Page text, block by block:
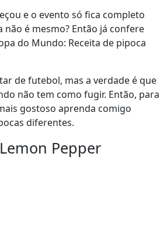
e o evento só fica completo
é mesmo? Então já confere
do Mundo: Receita de pipoca
de futebol, mas a verdade é que
não tem como fugir. Então, para
gostoso aprenda comigo
diferentes.
Pepper